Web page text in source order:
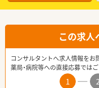
この求人
コンサルタントへ求人情報をお
薬局・病院等への直接応募では
1